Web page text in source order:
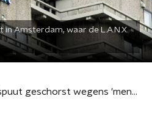
in Amsterdam, waar de L.A.N.X.
Amsterdams dispuut geschorst wegens 'mensonterende' ontgroening